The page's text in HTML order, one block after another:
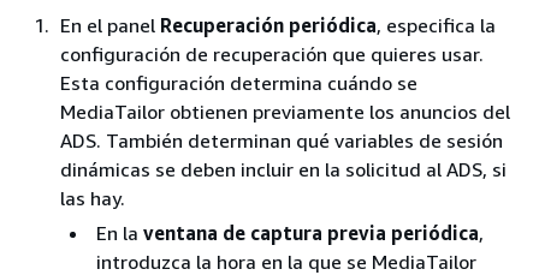
En el panel Recuperación periódica, especifica la
configuración de recuperación que quieres usar.
Esta configuración determina cuándo se
MediaTailor obtienen previamente los anuncios del
ADS. También determinan qué variables de sesión
dinámicas se deben incluir en la solicitud al ADS, si
las hay.
En la ventana de captura previa periódica,
introduzca la hora en la que se MediaTailor